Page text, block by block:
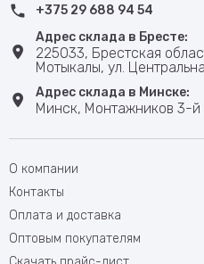
+375 29 688 94 54
Адрес склада в Бресте:
225033, Брестская
Мотыкалы, ул.
Адрес склада в Минске:
Минск, Монтажников 3-й
О компании
Контакты
Оплата и доставка
Оптовым покупателям